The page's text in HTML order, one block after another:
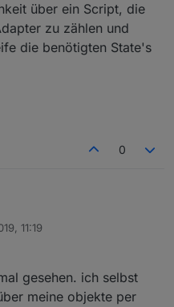
namen - diesen speichere
datenpunkt
anders - aber ich glaube,
das nicht -
über ein Script, die
zu zählen und
die benötigten State's
0
zu zählen und
die benötigten State's
11:19
gesehen. ich selbst
meine objekte per